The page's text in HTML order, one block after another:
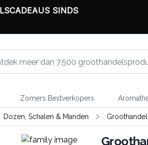
SINDS
Zomers Bestverkopers
Dozen, Schalen & Manden